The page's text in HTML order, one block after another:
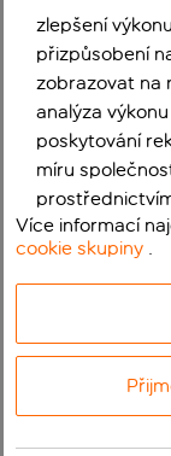
zlepšení
přizpůsobení
zobrazovat na
analýza
poskytování
míru
Více informací
cookie skupiny .